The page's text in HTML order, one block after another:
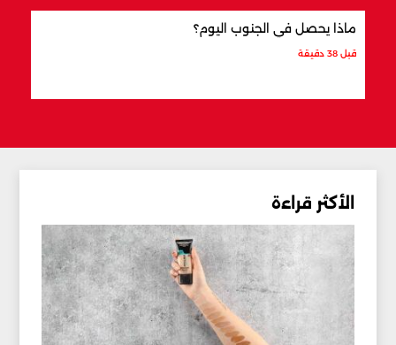
ماذا يحصل في الجنوب اليوم؟
قبل 38 دقيقة
الأكثر قراءة